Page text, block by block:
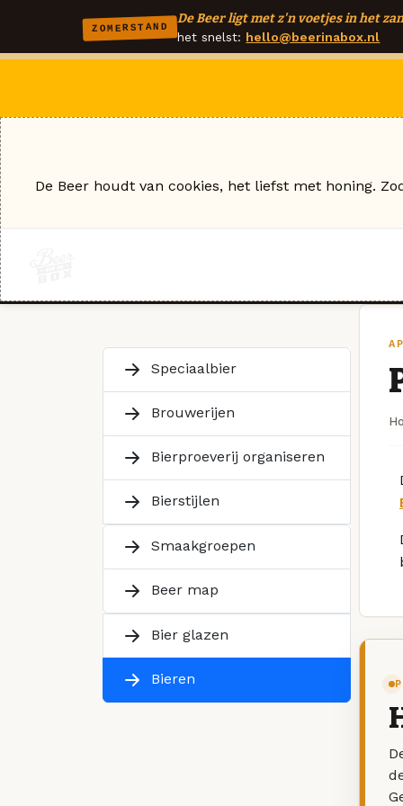
ZOMERSTAND
De Beer ligt met z'n voetjes in het
het snelst: hello@beerinabox.nl
Speciaalbier
Brouwerijen
Bierproeverij organiseren
Bierstijlen
Smaakgroepen
Beer map
Bier glazen
Bieren
De Beer houdt van cookies, het liefst met honing.